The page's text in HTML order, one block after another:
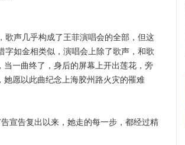
声几乎构成了王菲演唱会的全部，但这
字如金相类似，演唱会上除了歌声，和歌
一曲终了，身后的屏幕上开出莲花，旁
她愿以此曲纪念上海胶州路火灾的罹难
告复出以来，她走的每一步，都经过精